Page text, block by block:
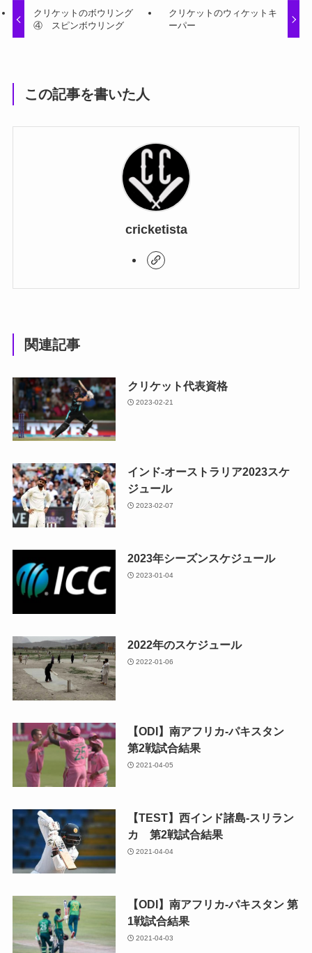
クリケットのボウリング
④ スピンボウリング
クリケットのウィケットキ
ーパー
この記事を書いた人
cricketista
関連記事
クリケット代表資格
2023-02-21
インド-オーストラリア2023スケ
ジュール
2023-02-07
2023年シーズンスケジュール
2023-01-04
2022年のスケジュール
2022-01-06
【ODI】南アフリカ-パキスタン
第2戦試合結果
2021-04-05
【TEST】西インド諸島-スリラン
カ 第2戦試合結果
2021-04-04
【ODI】南アフリカ-パキスタン 第
1戦試合結果
2021-04-03